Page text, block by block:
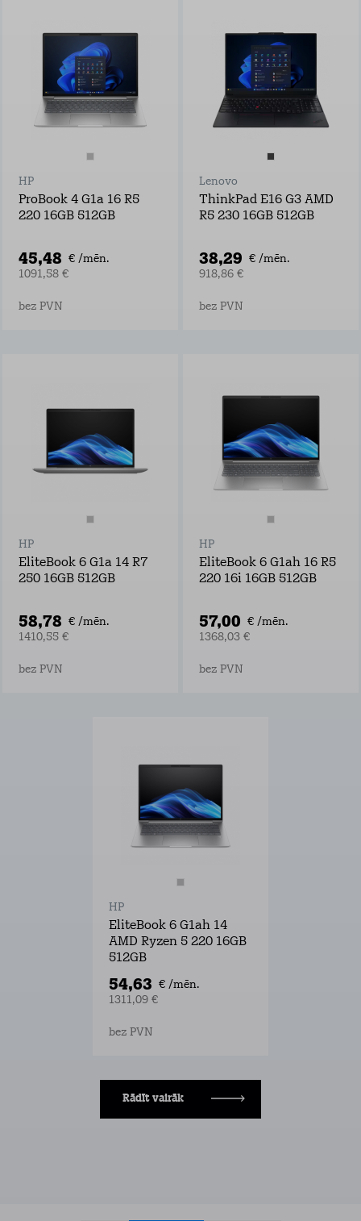
HP
ProBook 4 G1a 16 R5
220 16GB 512GB
45,48 € /mēn.
1091,58 €
bez PVN
Lenovo
ThinkPad E16 G3 AMD
R5 230 16GB 512GB
38,29 € /mēn.
918,86 €
bez PVN
HP
EliteBook 6 G1a 14 R7
250 16GB 512GB
58,78 € /mēn.
1410,55 €
bez PVN
HP
EliteBook 6 G1ah 16 R5
220 16i 16GB 512GB
57,00 € /mēn.
1368,03 €
bez PVN
HP
EliteBook 6 G1ah 14
AMD Ryzen 5 220 16GB
512GB
54,63 € /mēn.
1311,09 €
bez PVN
Rādīt vairāk